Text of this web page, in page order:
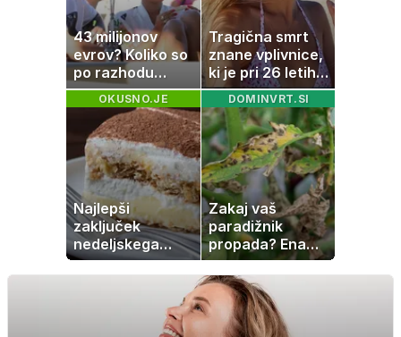
43 milijonov
evrov? Koliko so
po razhodu
zahtevale ali
prejele
partnerice
športnih
zvezdnikov
Tragična smrt
znane vplivnice,
ki je pri 26 letih
izgubila boj z
boleznijo
OKUSNO.JE
Najlepši
zaključek
nedeljskega
kosila: 8 sladic
brez peke, ki se
DOMINVRT.SI
Zakaj vaš
paradižnik
propada? Ena
napaka lahko
uniči rastline –
tako jih rešite